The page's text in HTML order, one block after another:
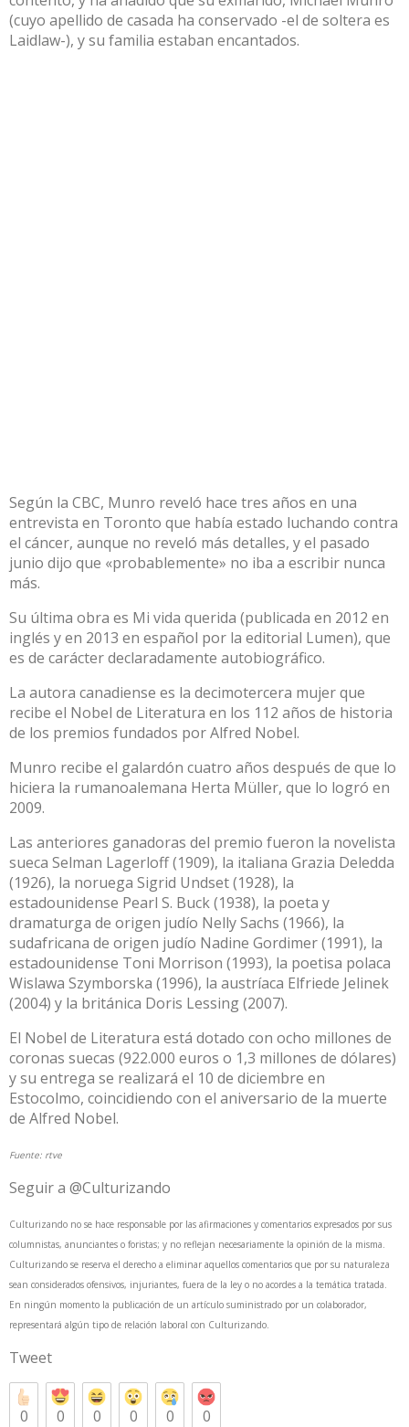
(cuyo apellido de casada ha conservado -el de soltera es
Laidlaw-), y su familia estaban encantados.
Según la CBC, Munro reveló hace tres años en una
entrevista en Toronto que había estado luchando contra
el cáncer, aunque no reveló más detalles, y el pasado
junio dijo que «probablemente» no iba a escribir nunca
más.
Su última obra es Mi vida querida (publicada en 2012 en
inglés y en 2013 en español por la editorial Lumen), que
es de carácter declaradamente autobiográfico.
La autora canadiense es la decimotercera mujer que
recibe el Nobel de Literatura en los 112 años de historia
de los premios fundados por Alfred Nobel.
Munro recibe el galardón cuatro años después de que lo
hiciera la rumanoalemana Herta Müller, que lo logró en
2009.
Las anteriores ganadoras del premio fueron la novelista
sueca Selman Lagerloff (1909), la italiana Grazia Deledda
(1926), la noruega Sigrid Undset (1928), la
estadounidense Pearl S. Buck (1938), la poeta y
dramaturga de origen judío Nelly Sachs (1966), la
sudafricana de origen judío Nadine Gordimer (1991), la
estadounidense Toni Morrison (1993), la poetisa polaca
Wislawa Szymborska (1996), la austríaca Elfriede Jelinek
(2004) y la británica Doris Lessing (2007).
El Nobel de Literatura está dotado con ocho millones de
coronas suecas (922.000 euros o 1,3 millones de dólares)
y su entrega se realizará el 10 de diciembre en
Estocolmo, coincidiendo con el aniversario de la muerte
de Alfred Nobel.
Fuente: rtve
Seguir a @Culturizando
Culturizando no se hace responsable por las afirmaciones y comentarios expresados por sus
columnistas, anunciantes o foristas; y no reflejan necesariamente la opinión de la misma.
Culturizando se reserva el derecho a eliminar aquellos comentarios que por su naturaleza
sean considerados ofensivos, injuriantes, fuera de la ley o no acordes a la temática tratada.
En ningún momento la publicación de un artículo suministrado por un colaborador,
representará algún tipo de relación laboral con Culturizando.
Tweet
0 0 0 0 0 0